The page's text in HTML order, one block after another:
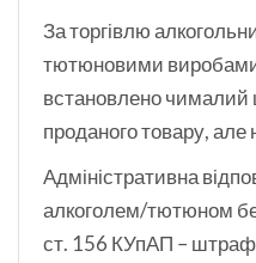
За торгівлю
тютюновими виробами
встановлено чималий
проданого товару,
Адміністративна
алкоголем/тютюном
ст. 156 КУпАП – штраф